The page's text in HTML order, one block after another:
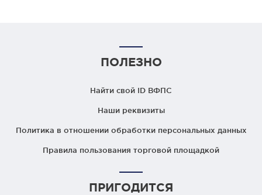
ПОЛЕЗНО
Найти свой ID ВФПС
Наши реквизиты
Политика в отношении обработки персональных данных
Правила пользования торговой площадкой
ПРИГОДИТСЯ